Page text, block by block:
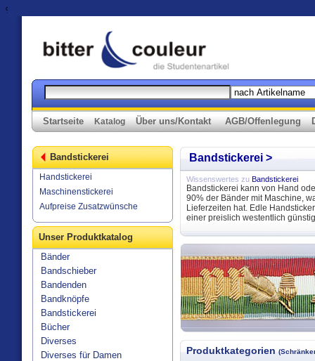
%>
Startseite Katalog Über uns/Kontakt AGB/Offenlegung
Bandstickerei
Handstickerei
Maschinenstickerei
Aufpreise Zusatzwünsche
Unser Produktkatalog
Bänder
Bandschieber
Bandenden
Bandknöpfe
Bandstickerei
Bücher
Diverses
Diverses für Damen
Bandstickerei >
Wissenswertes zu Bandstickerei
Bandstickerei kann von Hand
90% der Bänder mit Maschine,
Lieferzeiten hat. Edle
einer preislich westentlich
Produktkategorien